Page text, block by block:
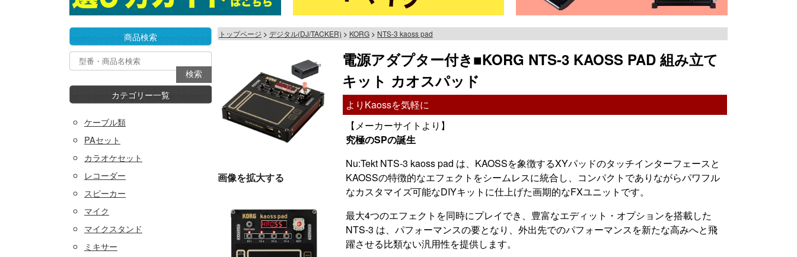
トップページ デジタル(DJ/TACKER) KORG NTS-3 kaoss pad
画像を拡大する
電源アダプター付き■KORG NTS-3 KAOSS PAD 組み立て
キット カオスパッド
よりKaossを気軽に
【メーカーサイトより】
究極のSPの誕生
Nu:Tekt NTS-3 kaoss pad は、KAOSSを象徴するXYパッドのタッチインターフェースと
KAOSSの特徴的なエフェクトをシームレスに統合し、コンパクトでありながらパワフル
なカスタマイズ可能なDIYキットに仕上げた画期的なFXユニットです。
最大4つのエフェクトを同時にプレイでき、豊富なエディット・オプションを搭載した
NTS-3 は、パフォーマンスの要となり、外出先でのパフォーマンスを新たな高みへと飛
躍させる比類ない汎用性を提供します。
商品検索
カテゴリー一覧
ケーブル類
PAセット
カラオケセット
レコーダー
スピーカー
マイク
マイクスタンド
ミキサー